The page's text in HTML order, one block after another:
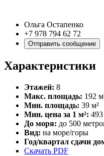
Ольга Остапенко
+7 978 794 62 72
Отправить сообщение
Характеристики
Этажей: 8
Макс. площадь: 192
Мин. площадь: 39 м²
Мин. цена за 1 м²:
До моря: до 500
Вид: на море/горы
Год/квартал сдачи
Скачать PDF